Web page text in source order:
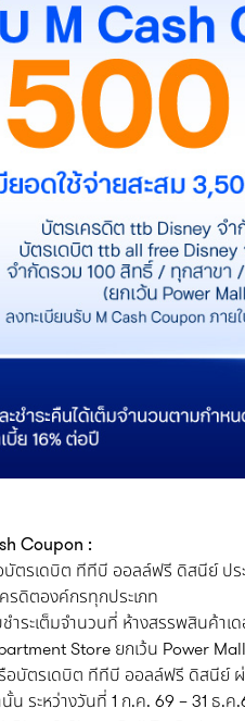
Coupon :
บัตรเดบิต ทีทีบี ออลล์ฟรี ดิสนีย์ ป
รดิตองค์กรทุกประเภท
ำระเต็มจำนวนที่ ห้างสรรพสินค้าเ
Store ยกเว้น Power
บัตรเดบิต ทีทีบี ออลล์ฟรี ดิสนีย์ ผ่
น ระหว่างวันที่ 1 ก.ค. 69 – 31 ธ.ค